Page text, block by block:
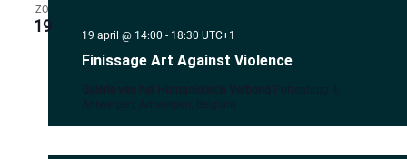
ZO
19
Finissage Art Against Violence
19 april @ 14:00 - 18:30 UTC+1